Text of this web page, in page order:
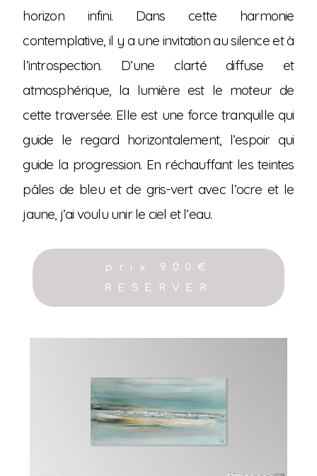
horizon infini. Dans cette harmonie
contemplative, il y a une invitation au silence et à
l’introspection. D’une clarté diffuse et
atmosphérique, la lumière est le moteur de
cette traversée. Elle est une force tranquille qui
guide le regard horizontalement, l’espoir qui
guide la progression. En réchauffant les teintes
pâles de bleu et de gris-vert avec l’ocre et le
jaune, j’ai voulu unir le ciel et l’eau.
prix 900€
RESERVER